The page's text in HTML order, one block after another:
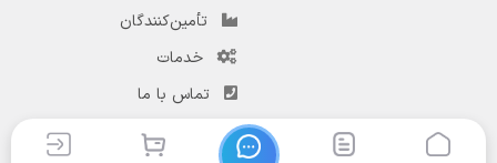
تأمین‌کنندگان
خدمات
تماس با ما